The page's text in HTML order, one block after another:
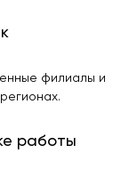
филиалы и
работы